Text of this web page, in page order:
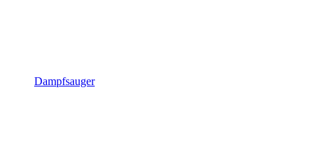
Dampfsauger